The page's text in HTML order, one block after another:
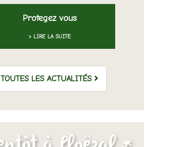
Protegez vous
> LIRE LA SUITE
TOUTES LES ACTUALITÉS